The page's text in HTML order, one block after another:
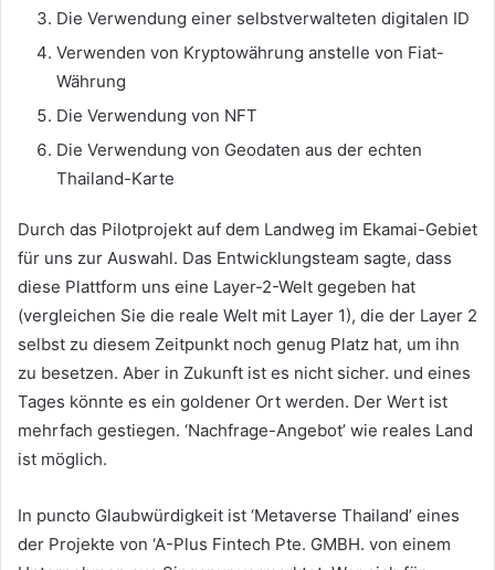
Die Verwendung einer selbstverwalteten digitalen ID
Verwenden von Kryptowährung anstelle von Fiat-
Währung
Die Verwendung von NFT
Die Verwendung von Geodaten aus der echten
Thailand-Karte
Durch das Pilotprojekt auf dem Landweg im Ekamai-Gebiet
für uns zur Auswahl. Das Entwicklungsteam sagte, dass
diese Plattform uns eine Layer-2-Welt gegeben hat
(vergleichen Sie die reale Welt mit Layer 1), die der Layer 2
selbst zu diesem Zeitpunkt noch genug Platz hat, um ihn
zu besetzen. Aber in Zukunft ist es nicht sicher. und eines
Tages könnte es ein goldener Ort werden. Der Wert ist
mehrfach gestiegen. ‘Nachfrage-Angebot’ wie reales Land
ist möglich.
In puncto Glaubwürdigkeit ist ‘Metaverse Thailand’ eines
der Projekte von ‘A-Plus Fintech Pte. GMBH. von einem